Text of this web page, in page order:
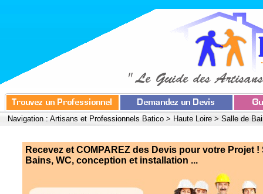
Navigation : Artisans et Professionnels Batico > Haute Loire > Salle de
Recevez et COMPAREZ des Devis pour votre Projet !
Bains, WC, conception et installation ...